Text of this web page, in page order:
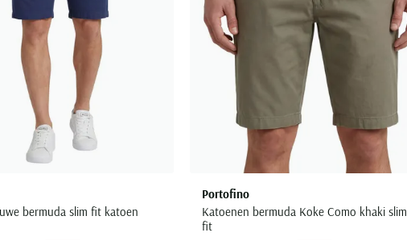
bermuda slim fit katoen
Portofino
Katoenen bermuda Koke Como khaki slim
fit